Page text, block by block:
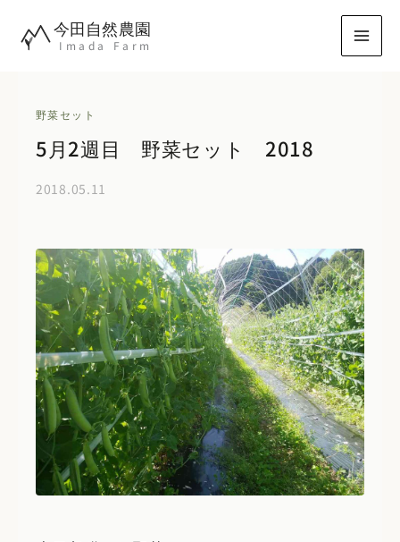
今田自然農園
Imada Farm
野菜セット
5月2週目 野菜セット 2018
2018.05.11